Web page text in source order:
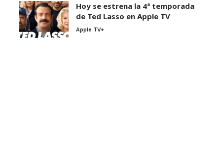
Hoy se estrena la 4ª temporada
de Ted Lasso en Apple TV
Apple TV+